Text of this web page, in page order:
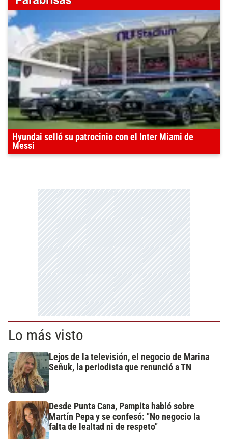
Hyundai selló su patrocinio con el Inter Miami de
Messi
Lo más visto
Lejos de la televisión, el negocio de Marina
Señuk, la periodista que renunció a TN
Desde Punta Cana, Pampita habló sobre
Martín Pepa y se confesó: "No negocio la
falta de lealtad ni de respeto"